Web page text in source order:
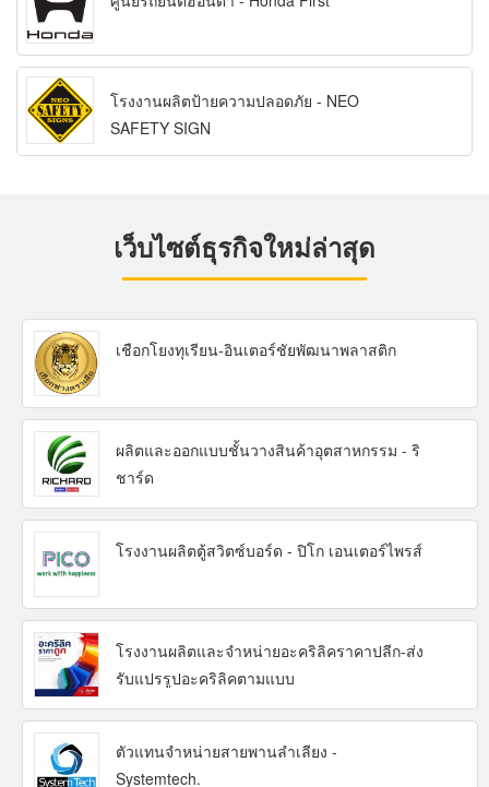
โรงงานผลิตป้ายความปลอดภัย - NEO
SAFETY SIGN
เว็บไซต์ธุรกิจใหม่ล่าสุด
เชือกโยงทุเรียน-อินเตอร์ชัยพัฒนาพลาสติก
ผลิตและออกแบบชั้นวางสินค้าอุตสาหกรรม - ริ
ชาร์ด
โรงงานผลิตตู้สวิตซ์บอร์ด - ปิโก เอนเตอร์ไพรส์
โรงงานผลิตและจำหน่ายอะคริลิคราคาปลีก-ส่ง
รับแปรรูปอะคริลิคตามแบบ
ตัวแทนจำหน่ายสายพานลำเลียง -
Systemtech.